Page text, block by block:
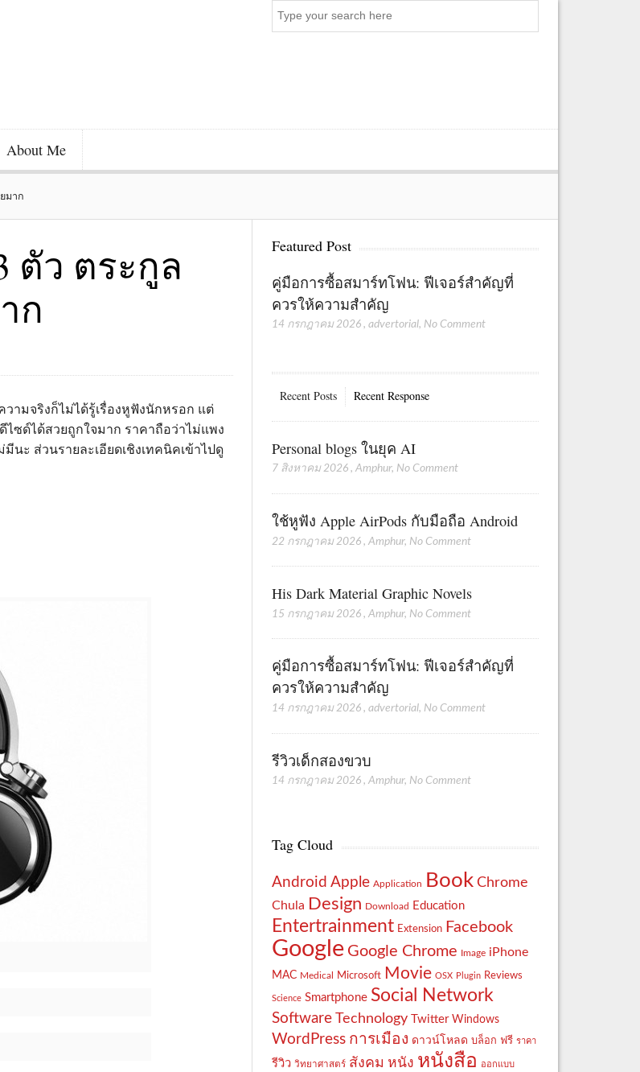
About Me
มาก
ตัว ตระกูล
ก
วามจริงก็ไม่ได้รู้เรื่องหูฟังนักหรอก แต่
ไซด์ได้สวยถูกใจมาก ราคาถือว่าไม่แพง
นะ ส่วนรายละเอียดเชิงเทคนิคเข้าไปดู
Featured Post
คู่มือการซื้อสมาร์ทโฟน: ฟีเจอร์สำคัญที่
ควรให้ความสำคัญ
14 กรกฎาคม 2026 ,advertorial, No Comment
Recent Posts Recent Response
Personal blogs ในยุค AI
7 สิงหาคม 2026 ,Amphur, No Comment
ใช้หูฟัง Apple AirPods กับมือถือ Android
22 กรกฎาคม 2026 ,Amphur, No Comment
His Dark Material Graphic Novels
15 กรกฎาคม 2026 ,Amphur, No Comment
คู่มือการซื้อสมาร์ทโฟน: ฟีเจอร์สำคัญที่
ควรให้ความสำคัญ
14 กรกฎาคม 2026 ,advertorial, No Comment
รีวิวเด็กสองขวบ
14 กรกฎาคม 2026 ,Amphur, No Comment
Tag Cloud
Android Apple Application Book Chrome
Chula Design Download Education
Entertrainment Extension Facebook
Google Google Chrome Image iPhone
MAC Medical Microsoft Movie OSX Plugin Reviews
Science Smartphone Social Network
Software Technology Twitter Windows
WordPress การเมือง ดาวน์โหลด บล็อก ฟรี ราคา
รีวิว วิทยาศาสตร์ สังคม หนัง หนังสือ ออกแบบ